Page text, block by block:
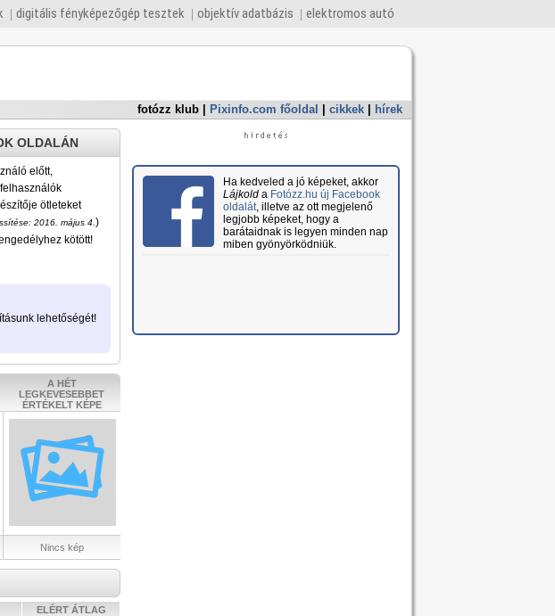
digitális fényképezőgép tesztek objektív adatbázis elektromos autó
fotózz klub Pixinfo.com főoldal cikkek hírek
OLDALÁN
előtt,
ötleteket
2016. május 4. )
kötött!
lehetőségét!
A HÉT
LEGKEVESEBBET
ÉRTÉKELT KÉPE
Nincs kép
ELÉRT ÁTLAG
Ha kedveled a jó képeket, akkor
Lájkolda Fotózz.hu új Facebook
oldalát, illetve az ott megjelenő
legjobb képeket, hogy a
barátaidnak is legyen minden nap
miben gyönyörködniük.